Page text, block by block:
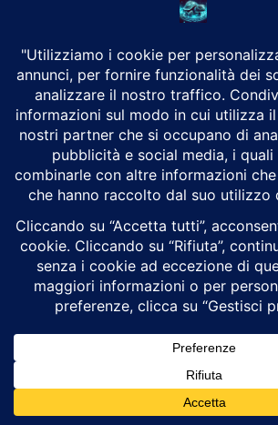
Morte Fakir a Bologna: corteo
video e inchiesta
Attualità Luigi Alberto Pinzi
piazza. Nel pomeriggio di domenica 26 luglio il